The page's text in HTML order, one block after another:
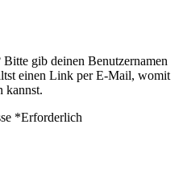
Bitte gib deinen Benutzernamen
einen Link per E-Mail, womit
kannst.
*Erforderlich